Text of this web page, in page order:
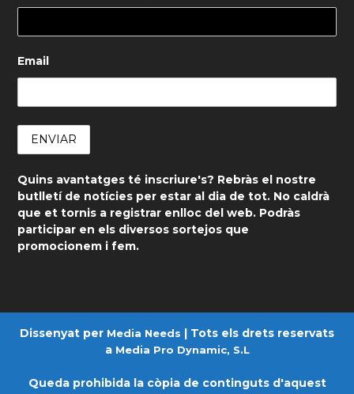
Email
Quins avantatges té inscriure's? Rebràs el nostre
butlletí de notícies per estar al dia de tot. No caldrà
que et tornis a registrar enlloc del web. Podràs
participar en els diversos sortejos que
promocionem i fem.
Dissenyat per Media Needs | Tots els drets reservats
a Media Pro Dynamic, S.L
Queda prohibida la còpia de continguts d'aquest